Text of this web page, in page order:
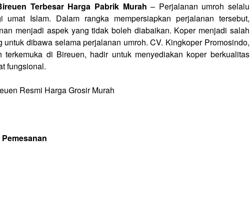
Terbesar Harga Pabrik Murah – Perjalanan umroh selalu
Islam. Dalam rangka mempersiapkan perjalanan tersebut,
menjadi aspek yang tidak boleh diabaikan. Koper menjadi salah
dibawa selama perjalanan umroh. CV. Kingkoper Promosindo,
terkemuka di Bireuen, hadir untuk menyediakan koper berkualitas
fungsional.